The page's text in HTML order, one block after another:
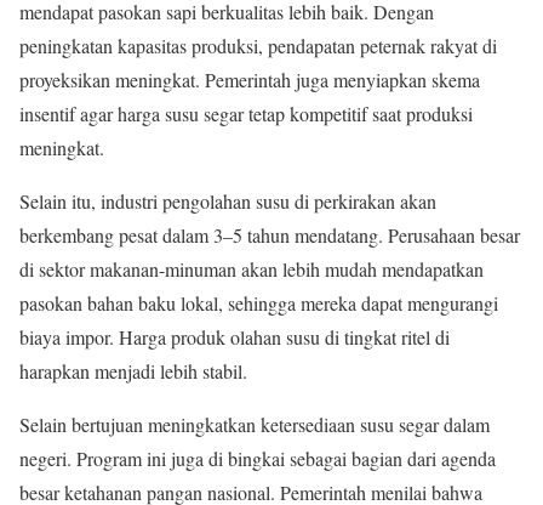
mendapat pasokan sapi berkualitas lebih baik. Dengan
peningkatan kapasitas produksi, pendapatan peternak rakyat di
proyeksikan meningkat. Pemerintah juga menyiapkan skema
insentif agar harga susu segar tetap kompetitif saat produksi
meningkat.
Selain itu, industri pengolahan susu di perkirakan akan
berkembang pesat dalam 3–5 tahun mendatang. Perusahaan besar
di sektor makanan-minuman akan lebih mudah mendapatkan
pasokan bahan baku lokal, sehingga mereka dapat mengurangi
biaya impor. Harga produk olahan susu di tingkat ritel di
harapkan menjadi lebih stabil.
Selain bertujuan meningkatkan ketersediaan susu segar dalam
negeri. Program ini juga di bingkai sebagai bagian dari agenda
besar ketahanan pangan nasional. Pemerintah menilai bahwa